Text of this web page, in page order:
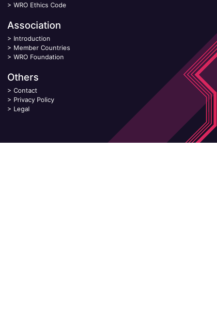
> WRO Ethics Code
Association
> Introduction
> Member Countries
> WRO Foundation
Others
> Contact
> Privacy Policy
> Legal